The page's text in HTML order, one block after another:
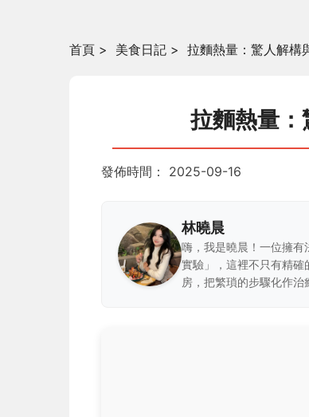
首頁 > 美食日記 > 拉麵熱量：驚人解構
拉麵熱量：
發佈時間： 2025-09-16
林曉晨
嗨，我是曉晨！一位擁有
實驗」，這裡不只有精確
房，把繁瑣的步驟化作治